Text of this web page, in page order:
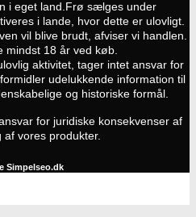
i eget land. Frø sælges under
i lande, hvor dette er ulovligt.
vil blive brudt, afviser vi handlen.
mindst 18 år ved køb.
aktivitet, tager intet ansvar for
udelukkende information til
og historiske formål.
for juridiske konsekvenser af
af vores produkter.
Simpelseo.dk